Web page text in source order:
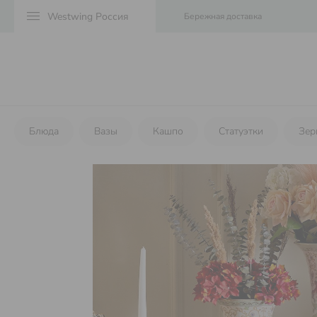
menu Бережная доставка
Блюда Вазы Кашпо Статуэтки